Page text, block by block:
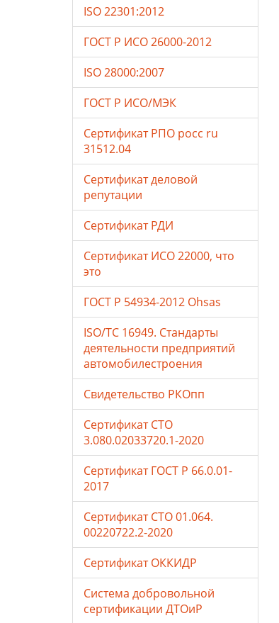
ISO 22301:2012
ГОСТ Р ИСО 26000-2012
ISO 28000:2007
ГОСТ Р ИСО/МЭК
Сертификат РПО росс ru
31512.04
Сертификат деловой
репутации
Сертификат РДИ
Сертификат ИСО 22000, что
это
ГОСТ Р 54934-2012 Ohsas
ISO/TC 16949. Стандарты
деятельности предприятий
автомобилестроения
Свидетельство РКОпп
Сертификат СТО
3.080.02033720.1-2020
Сертификат ГОСТ Р 66.0.01-
2017
Сертификат СТО 01.064.
00220722.2-2020
Сертификат ОККИДР
Система добровольной
сертификации ДТОиР